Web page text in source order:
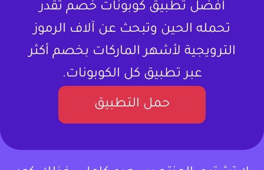
أفضل تطبيق كوبونات خصم تقدر
تحمله الحين وتبحث عن آلاف الرموز
الترويجية لأشهر الماركات بخصم أكثر
عبر تطبيق كل الكوبونات.
حمل التطبيق